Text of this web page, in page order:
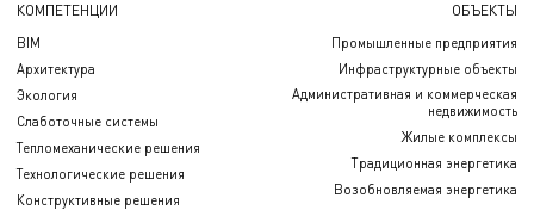
КОМПЕТЕНЦИИ
BIM
Архитектура
Экология
Слаботочные системы
Тепломеханические решения
Технологические решения
Конструктивные решения
ОБЪЕКТЫ
Промышленные предприятия
Инфраструктурные объекты
Административная и коммерческая
недвижимость
Жилые комплексы
Традиционная энергетика
Возобновляемая энергетика